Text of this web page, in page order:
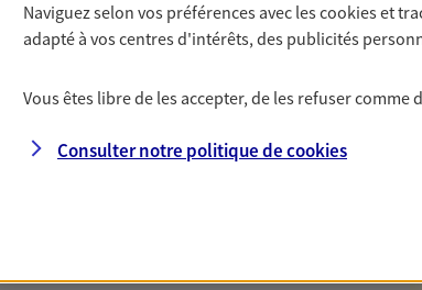
agencea2p.gaetan.vergely@axa.fr
Agence accessible
Naviguez selon vos préférences avec lescookies et
adapté à vos centres d'intérêts, des publicités
Vous êtes libre de les accepter, de les refuser
Consulter notre politique decookies